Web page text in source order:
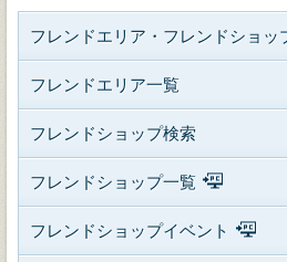
フレンドエリア・フレンドショッ
フレンドエリア一覧
フレンドショップ検索
フレンドショップ一覧
フレンドショップイベント